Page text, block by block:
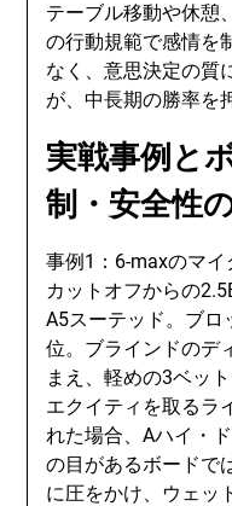
テーブル移動や休憩
の行動規範で感情を
なく、意思決定の質
が、中長期の勝率を
実戦事例と
制・安全性
事例1：6-maxのマイ
カットオフからの
A5スーテッド。ブ
位。ブラインドのデ
まえ、軽めの3ベッ
エクイティを取るラ
れた場合、Aハイ・
の目があるボードで
に圧をかけ、ウェッ